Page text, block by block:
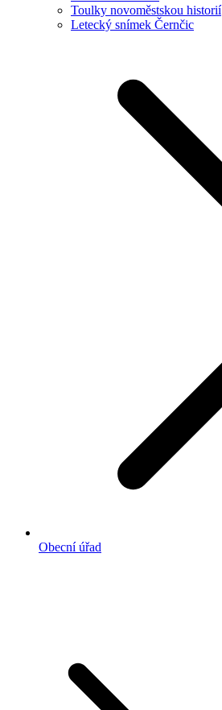
Toulky novoměstskou historií
Letecký snímek Černčic
Obecní úřad